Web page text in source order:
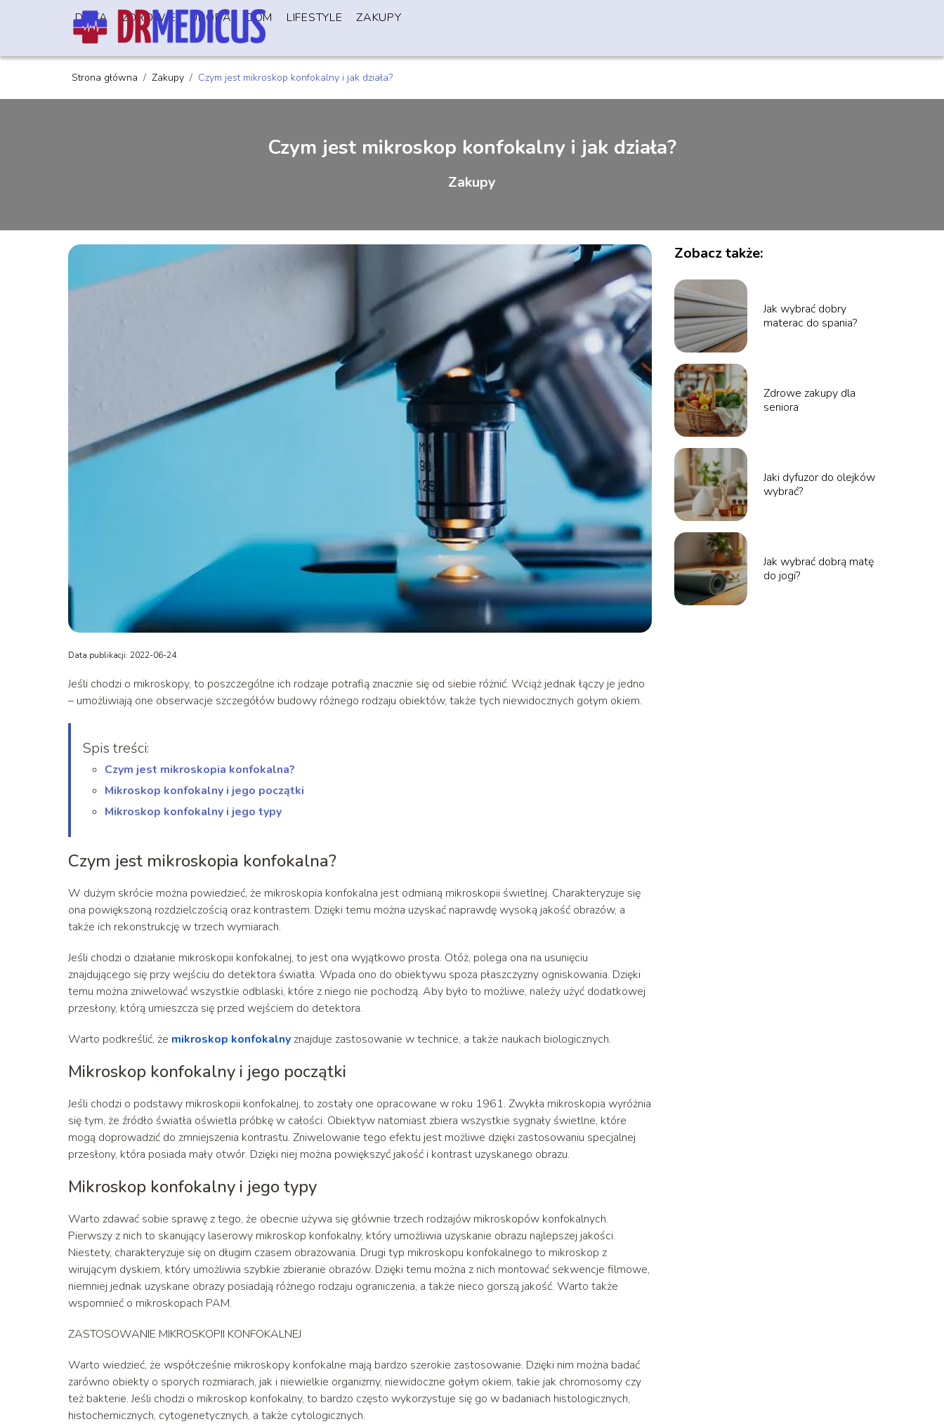
DIETA ZDROWIE URODA DOM LIFESTYLE ZAKUPY
Strona główna / Zakupy / Czym jest mikroskop konfokalny i jak działa?
Czym jest mikroskop konfokalny i jak działa?
Zakupy
Data publikacji: 2022-06-24
Jeśli chodzi o mikroskopy, to poszczególne ich rodzaje potrafią znacznie się od siebie różnić. Wciąż jednak łączy je jedno
– umożliwiają one obserwacje szczegółów budowy różnego rodzaju obiektów, także tych niewidocznych gołym okiem.
Spis treści:
Czym jest mikroskopia konfokalna?
Mikroskop konfokalny i jego początki
Mikroskop konfokalny i jego typy
Czym jest mikroskopia konfokalna?
W dużym skrócie można powiedzieć, że mikroskopia konfokalna jest odmianą mikroskopii świetlnej. Charakteryzuje się
ona powiększoną rozdzielczością oraz kontrastem. Dzięki temu można uzyskać naprawdę wysoką jakość obrazów, a
także ich rekonstrukcję w trzech wymiarach.
Jeśli chodzi o działanie mikroskopii konfokalnej, to jest ona wyjątkowo prosta. Otóż, polega ona na usunięciu
znajdującego się przy wejściu do detektora światła. Wpada ono do obiektywu spoza płaszczyzny ogniskowania. Dzięki
temu można zniwelować wszystkie odblaski, które z niego nie pochodzą. Aby było to możliwe, należy użyć dodatkowej
przesłony, którą umieszcza się przed wejściem do detektora.
Warto podkreślić, że mikroskop konfokalny znajduje zastosowanie w technice, a także naukach biologicznych.
Mikroskop konfokalny i jego początki
Jeśli chodzi o podstawy mikroskopii konfokalnej, to zostały one opracowane w roku 1961. Zwykła mikroskopia wyróżnia
się tym, że źródło światła oświetla próbkę w całości. Obiektyw natomiast zbiera wszystkie sygnały świetlne, które
mogą doprowadzić do zmniejszenia kontrastu. Zniwelowanie tego efektu jest możliwe dzięki zastosowaniu specjalnej
przesłony, która posiada mały otwór. Dzięki niej można powiększyć jakość i kontrast uzyskanego obrazu.
Mikroskop konfokalny i jego typy
Warto zdawać sobie sprawę z tego, że obecnie używa się głównie trzech rodzajów mikroskopów konfokalnych.
Pierwszy z nich to skanujący laserowy mikroskop konfokalny, który umożliwia uzyskanie obrazu najlepszej jakości.
Niestety, charakteryzuje się on długim czasem obrazowania. Drugi typ mikroskopu konfokalnego to mikroskop z
wirującym dyskiem, który umożliwia szybkie zbieranie obrazów. Dzięki temu można z nich montować sekwencje filmowe,
niemniej jednak uzyskane obrazy posiadają różnego rodzaju ograniczenia, a także nieco gorszą jakość. Warto także
wspomnieć o mikroskopach PAM.
ZASTOSOWANIE MIKROSKOPII KONFOKALNEJ
Warto wiedzieć, że współcześnie mikroskopy konfokalne mają bardzo szerokie zastosowanie. Dzięki nim można badać
zarówno obiekty o sporych rozmiarach, jak i niewielkie organizmy, niewidoczne gołym okiem, takie jak chromosomy czy
też bakterie. Jeśli chodzi o mikroskop konfokalny, to bardzo często wykorzystuje się go w badaniach histologicznych,
histochemicznych, cytogenetycznych, a także cytologicznych.
Zobacz także:
Jak wybrać dobry
materac do spania?
Zdrowe zakupy dla
seniora
Jaki dyfuzor do olejków
wybrać?
Jak wybrać dobrą matę
do jogi?